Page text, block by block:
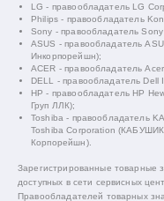
LG - правообладатель LG
Philips - правообладатель
Sony - правообладатель
ASUS - правообладатель
Инкорпорейшн);
ACER - правообладатель
DELL - правообладатель Dell
HP - правообладатель HP
Груп ЛЛК);
Toshiba - правообладатель
Toshiba Corporation
Корпорейшн).
Зарегистрированные товарные
доступных в сети сервисных
Правообладателей товарных